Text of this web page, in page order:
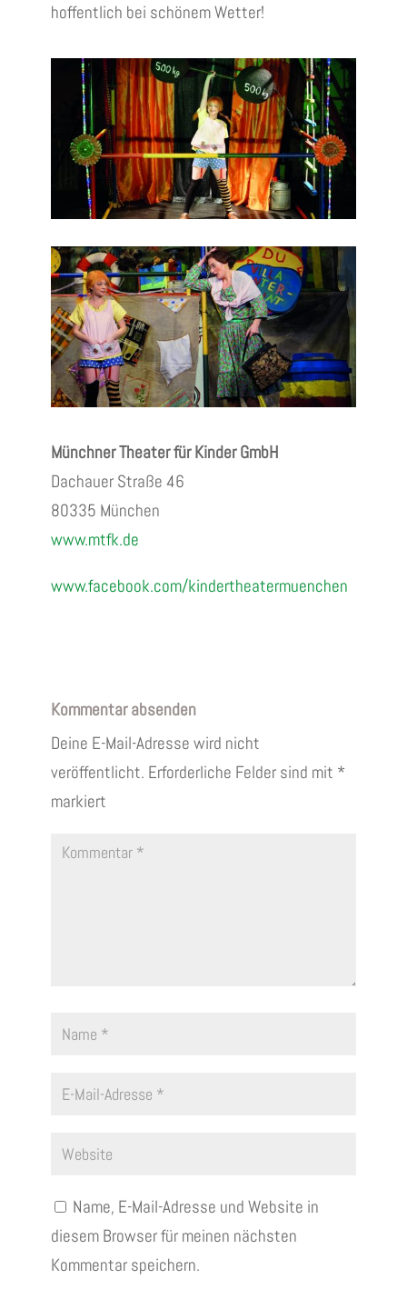
hoffentlich bei schönem Wetter!
Münchner Theater für Kinder GmbH
Dachauer Straße 46
80335 München
www.mtfk.de
www.facebook.com/kindertheatermuenchen
Kommentar absenden
Deine E-Mail-Adresse wird nicht
veröffentlicht. Erforderliche Felder sind mit *
markiert
Name, E-Mail-Adresse und Website in
diesem Browser für meinen nächsten
Kommentar speichern.